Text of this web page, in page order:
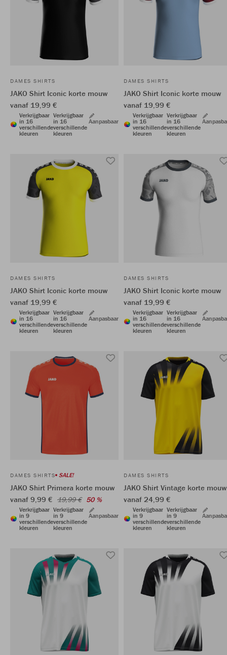
DAMES SHIRTS
JAKO Shirt Iconic korte mouw
vanaf 19,99 €
Verkrijgbaar
in 16
verschillende
kleuren
Verkrijgbaar
in 16
verschillende
kleuren
Aanpasbaar
DAMES SHIRTS
JAKO Shirt Iconic korte mouw
vanaf 19,99 €
Verkrijgbaar
in 16
verschillende
kleuren
Verkrijgbaar
in 16
verschillende
kleuren
DAMES SHIRTS
JAKO Shirt Iconic korte mouw
vanaf 19,99 €
Verkrijgbaar
in 16
verschillende
kleuren
Verkrijgbaar
in 16
verschillende
kleuren
Aanpasbaar
DAMES SHIRTS
JAKO Shirt Iconic korte mouw
vanaf 19,99 €
Verkrijgbaar
in 16
verschillende
kleuren
Verkrijgbaar
in 16
verschillende
kleuren
DAMES SHIRTS SALE!
JAKO Shirt Primera korte mouw
vanaf 9,99 € 19,99 € 50 %
Verkrijgbaar
in 9
verschillende
kleuren
Verkrijgbaar
in 9
verschillende
kleuren
Aanpasbaar
DAMES SHIRTS
JAKO Shirt Vintage korte mouw
vanaf 24,99 €
Verkrijgbaar
in 9
verschillende
kleuren
Verkrijgbaar
in 9
verschillende
kleuren